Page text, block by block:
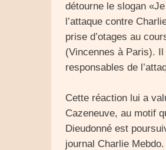
détourne le slogan
l’attaque contre
prise d’otages au
(Vincennes à Paris).
responsables de
Cette réaction lui a
Cazeneuve, au motif
Dieudonné est
journal Charlie Mebdo.